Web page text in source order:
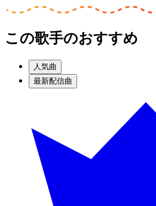
この歌手のおすすめ
人気曲
最新配信曲